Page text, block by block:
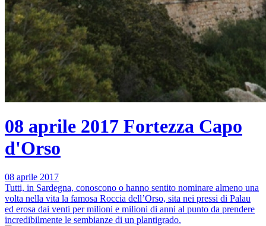
08 aprile 2017 Fortezza Capo
d'Orso
08 aprile 2017
Tutti, in Sardegna, conoscono o hanno sentito nominare almeno una
volta nella vita la famosa Roccia dell’Orso, sita nei pressi di Palau
ed erosa dai venti per milioni e milioni di anni al punto da prendere
incredibilmente le sembianze di un plantigrado.